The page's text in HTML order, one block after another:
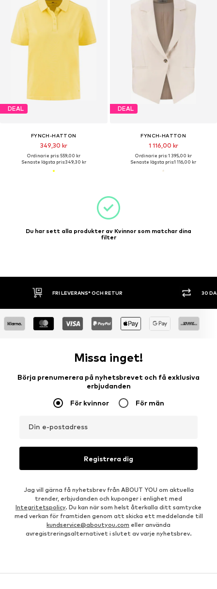
DEAL
FYNCH-HATTON
349,30 kr
Ordinarie pris: 559,00 kr
Senaste lägsta pris:349,30 kr
DEAL
FYNCH-HATTON
1 116,00 kr
Ordinarie pris: 1 395,00 kr
Senaste lägsta pris:1 116,00 kr
Du har sett alla produkter av Kvinnor som matchar dina
filter
FRI LEVERANS* OCH RETUR 30
Missa inget!
Börja prenumerera på nyhetsbrevet och få exklusiva
erbjudanden
För kvinnor För män
Din e-postadress
Registrera dig
Jag vill gärna få nyhetsbrev från ABOUT YOU om aktuella
trender, erbjudanden och kuponger i enlighet med
Integritetspolicy. Du kan när som helst återkalla ditt samtycke
med verkan för framtiden genom att skicka ett meddelande till
kundservice@aboutyou.com eller använda
avregistreringsalternativet i slutet av varje nyhetsbrev.